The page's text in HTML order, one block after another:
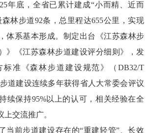
年底，全省已累计建成“小而精、近而
林步道92条，总里程达655公里，实现
体系基本形成。制定出台《江苏森林步
》《江苏森林步道建设评分细则》，发
准《森林步道建设规范》（DB32/T
道建设连续多年获得省人大常委会评议
续保持95%以上的认可，相关经验在全
上交流推广。
当前步道建设存在的“重建轻管”、长效